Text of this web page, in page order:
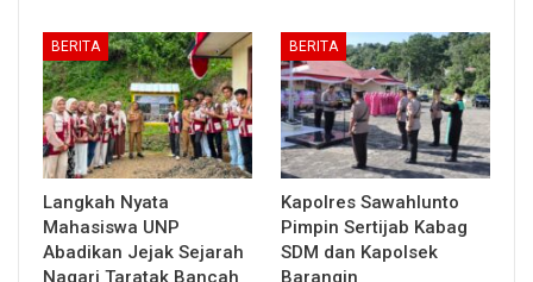
BERITA
Langkah Nyata
Mahasiswa UNP
Abadikan Jejak Sejarah
Nagari Taratak Bancah
BERITA
Kapolres Sawahlunto
Pimpin Sertijab Kabag
SDM dan Kapolsek
Barangin